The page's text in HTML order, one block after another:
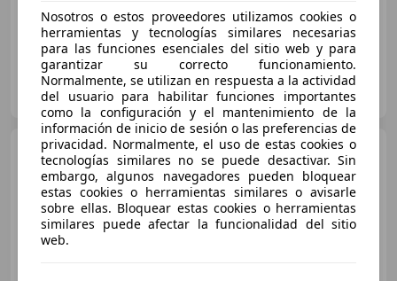
FLEXICAR ALICANTE.
ES-03007 ALICANTE
Lexus CT 200hBusiness
€ 17.790
Nosotros o estos proveedores utilizamos cookies o
herramientas y tecnologías similares necesarias
para las funciones esenciales del sitio web y para
garantizar su correcto funcionamiento.
Normalmente, se utilizan en respuesta a la actividad
del usuario para habilitar funciones importantes
como la configuración y el mantenimiento de la
información de inicio de sesión o las preferencias de
privacidad. Normalmente, el uso de estas cookies o
tecnologías similares no se puede desactivar. Sin
embargo, algunos navegadores pueden bloquear
estas cookies o herramientas similares o avisarle
sobre ellas. Bloquear estas cookies o herramientas
similares puede afectar la funcionalidad del sitio
web.